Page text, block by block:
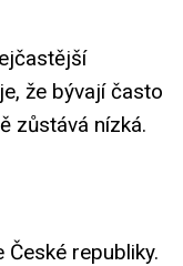
že bývají často
zůstává nízká.
republiky.